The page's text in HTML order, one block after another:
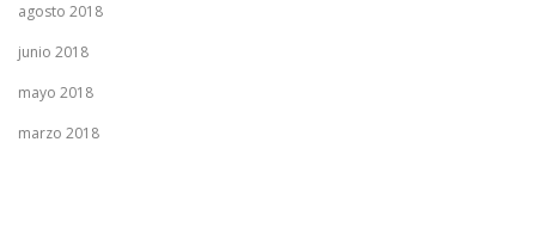
agosto 2018
junio 2018
mayo 2018
marzo 2018